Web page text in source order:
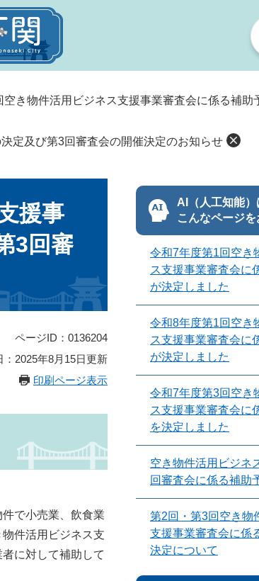
空き物件活用ビジネス支援事業審査会に係る補助
定及び第3回審査会の開催決定のお知らせ
援事
3回審
ページID：0136204
：2025年8月15日更新
印刷ページ表示
で小売業、飲食業
件活用ビジネス支
に対して補助して
AI（人工知能）
こんなページ
令和7年度第1回空き
ス支援事業審査会に
が決定しました
令和8年度第1回空き
ス支援事業審査会に
が決定しました
令和7年度第3回空き
ス支援事業審査会に
を決定しました
空き物件活用ビジネ
回審査会に係る補助
第2回・第3回空き物
支援事業審査会に係
決定について